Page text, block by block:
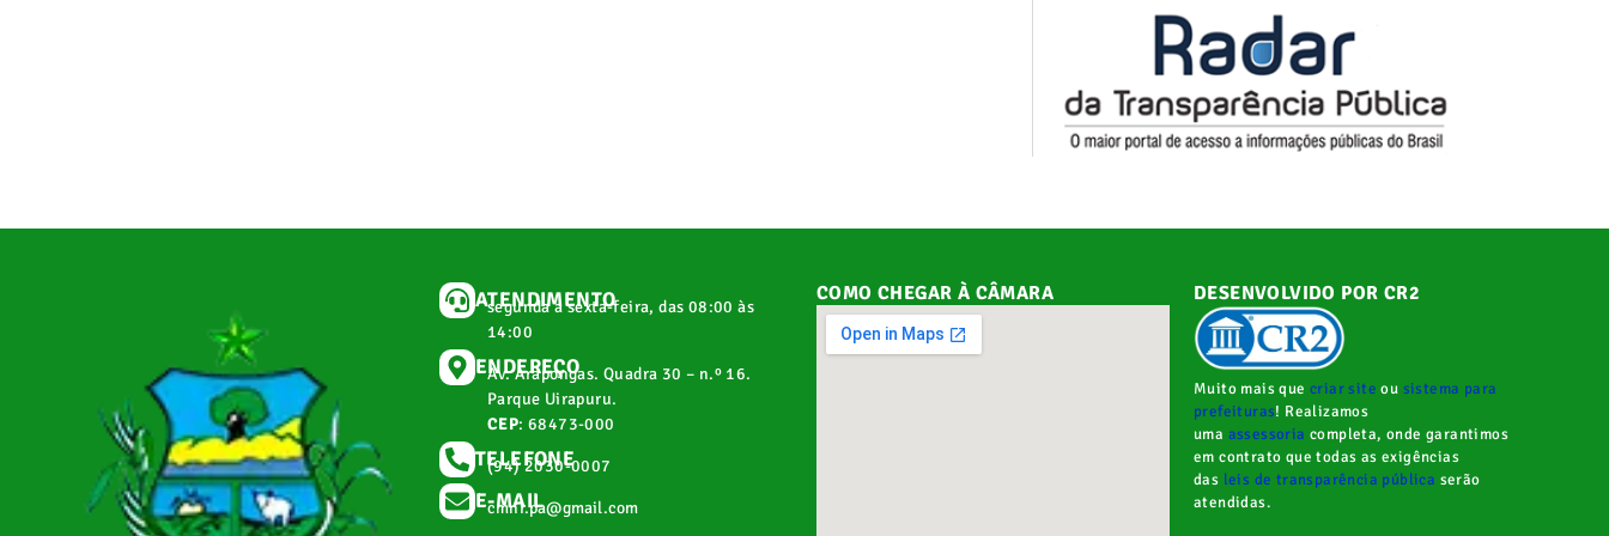
ATENDIMENTO
segunda a sexta-feira, das 08:00 às
14:00
ENDEREÇO
Av. Arapongas. Quadra 30 – n.º 16.
Parque Uirapuru.
CEP: 68473-000
TELEFONE
(94) 2030-0007
E-MAIL
cmnr.pa@gmail.com
COMO CHEGAR À CÂMARA DESENVOLVIDO POR CR2
Muito mais quecriar site ou sistema para
prefeituras! Realizamos
uma assessoria completa, onde garantimos
em contrato que todas as exigências
das leis de transparência pública serão
atendidas.